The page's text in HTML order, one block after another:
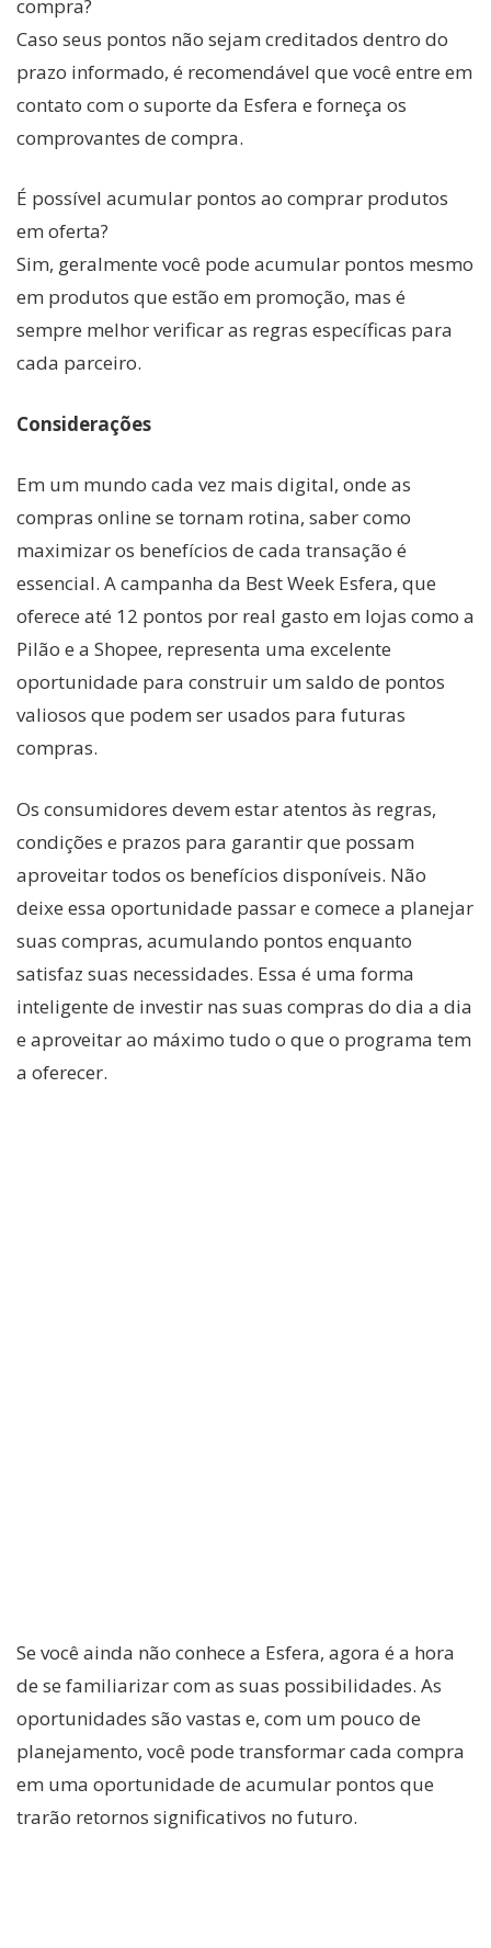
compra?
Caso seus pontos não sejam creditados dentro do
prazo informado, é recomendável que você entre em
contato com o suporte da Esfera e forneça os
comprovantes de compra.
É possível acumular pontos ao comprar produtos
em oferta?
Sim, geralmente você pode acumular pontos mesmo
em produtos que estão em promoção, mas é
sempre melhor verificar as regras específicas para
cada parceiro.
Considerações
Em um mundo cada vez mais digital, onde as
compras online se tornam rotina, saber como
maximizar os benefícios de cada transação é
essencial. A campanha da Best Week Esfera, que
oferece até 12 pontos por real gasto em lojas como a
Pilão e a Shopee, representa uma excelente
oportunidade para construir um saldo de pontos
valiosos que podem ser usados para futuras
compras.
Os consumidores devem estar atentos às regras,
condições e prazos para garantir que possam
aproveitar todos os benefícios disponíveis. Não
deixe essa oportunidade passar e comece a planejar
suas compras, acumulando pontos enquanto
satisfaz suas necessidades. Essa é uma forma
inteligente de investir nas suas compras do dia a dia
e aproveitar ao máximo tudo o que o programa tem
a oferecer.
Se você ainda não conhece a Esfera, agora é a hora
de se familiarizar com as suas possibilidades. As
oportunidades são vastas e, com um pouco de
planejamento, você pode transformar cada compra
em uma oportunidade de acumular pontos que
trarão retornos significativos no futuro.